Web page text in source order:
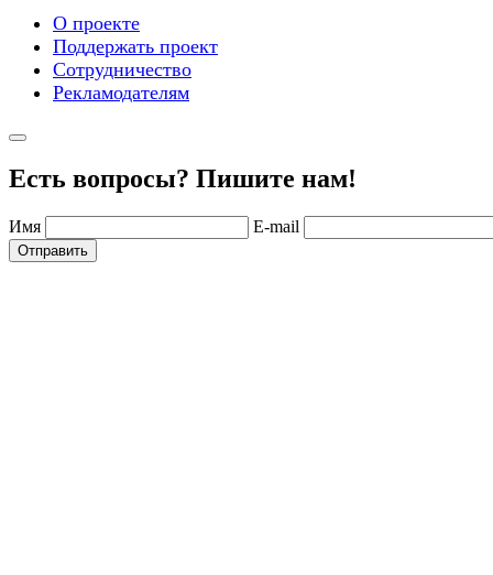
О проекте
Поддержать проект
Сотрудничество
Рекламодателям
Есть вопросы? Пишите нам!
Имя E-mail